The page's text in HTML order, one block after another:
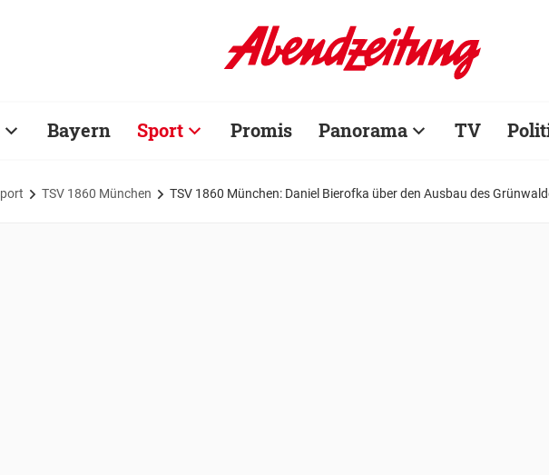
Bayern Sport Promis Panorama TV
TSV 1860 München TSV 1860 München: Daniel Bierofka über den Ausbau des